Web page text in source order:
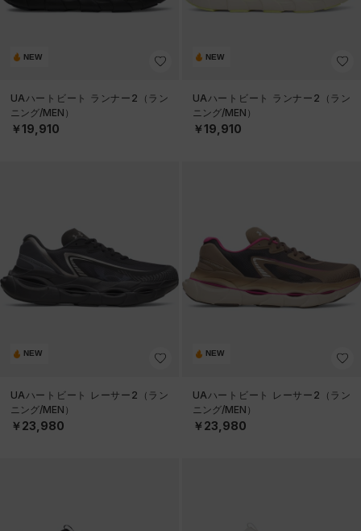
NEW
UAハートビート ランナー2（ラン
ニング/MEN）
￥19,910
NEW
UAハートビート ランナー2（ラン
ニング/MEN）
￥19,910
NEW
UAハートビート レーサー2（ラン
ニング/MEN）
￥23,980
NEW
UAハートビート レーサー2（ラン
ニング/MEN）
￥23,980